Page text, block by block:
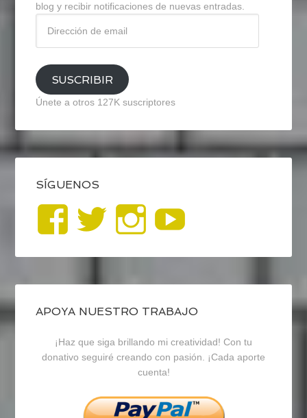
blog y recibir notificaciones de nuevas entradas.
email
SUSCRIBIR
Únete a otros 127K suscriptores
SÍGUENOS
Ver
perfil
de
blogrecursosep
en
Facebook
Ver
perfil
de
recursosep
en
Twitter
Ver
perfil
de
recursosep
en
Instagram
APOYA NUESTRO TRABAJO
¡Haz que siga brillando mi creatividad! Con tu
donativo seguiré creando con pasión. ¡Cada aporte
cuenta!